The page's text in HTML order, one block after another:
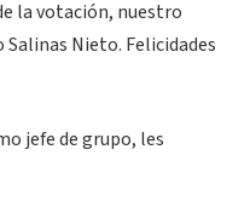
la votación, nuestro
Nieto. Felicidades
jefe de grupo, les